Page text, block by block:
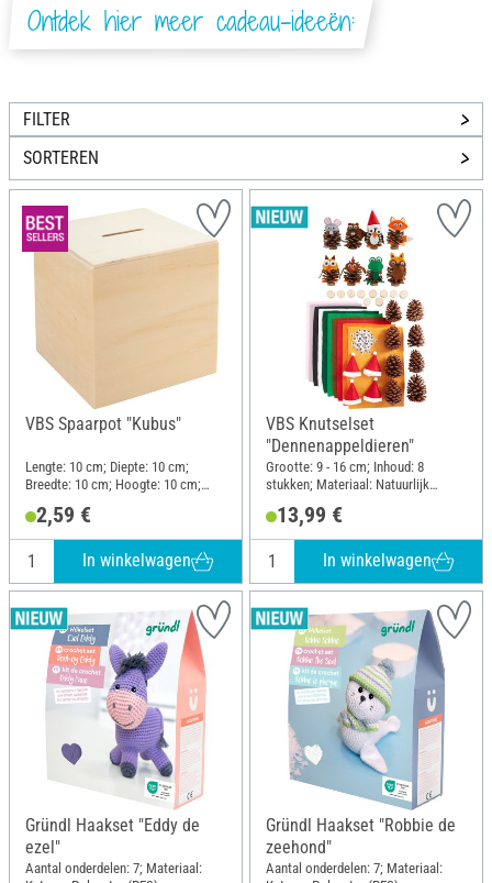
Ontdek hier meer cadeau-ideeën:
FILTER
SORTEREN
VBS Spaarpot "Kubus"
Lengte: 10 cm; Diepte: 10 cm;
Breedte: 10 cm; Hoogte: 10 cm;
2,59 €
In winkelwagen
VBS Knutselset
"Dennenappeldieren"
Grootte: 9 - 16 cm; Inhoud: 8
stukken; Materiaal: Natuurlijk
13,99 €
In winkelwagen
Gründl Haakset "Eddy de
ezel"
Aantal onderdelen: 7; Materiaal:
Gründl Haakset "Robbie de
zeehond"
Aantal onderdelen: 7; Materiaal: